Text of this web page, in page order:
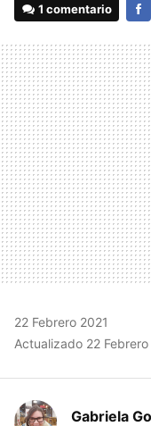
1 comentario
22 Febrero 2021
Actualizado 22 Febrero
Gabriela